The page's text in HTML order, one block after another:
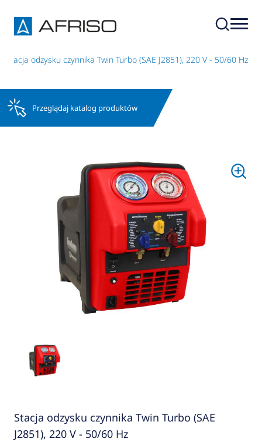
Stacja odzysku czynnika Twin Turbo (SAE J2851), 220 V - 50/60 Hz
Przeglądaj katalog produktów
Stacja odzysku czynnika Twin Turbo (SAE
J2851), 220 V - 50/60 Hz